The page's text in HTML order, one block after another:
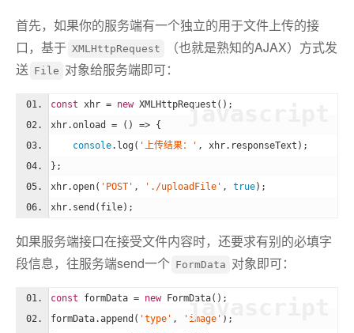
首先，如果你的服务端有一个独立的用于文件上传的接
口，基于 XMLHttpRequest
（也就是熟知的AJAX）方式发
送 File 对象给服务端即可：
const xhr = new XMLHttpRequest();
xhr.onload =
() => {
console.log( '上传结果：' , xhr.responseText);
};
xhr.open( 'POST' , './uploadFile' , true);
xhr.send(file);
javascript
如果服务端接口在接受文件内容时，还要求有别的必填字
段信息，往服务端send一个 FormData 对象即可：
const formData = new FormData();
formData.append( 'type' , 'image' );
javascript